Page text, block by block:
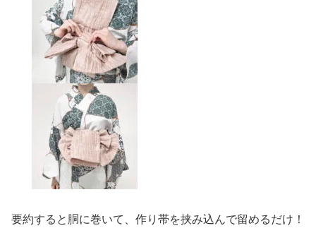
要約すると胴に巻いて、作り帯を挟み込んで留めるだけ！